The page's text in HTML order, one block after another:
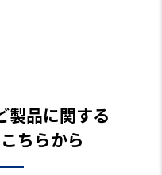
製品に関する
ちらから